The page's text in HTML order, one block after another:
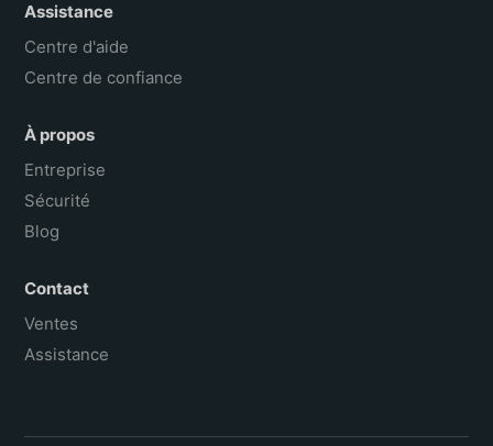
Assistance
Centre d'aide
Centre de confiance
À propos
Entreprise
Sécurité
Blog
Contact
Ventes
Assistance